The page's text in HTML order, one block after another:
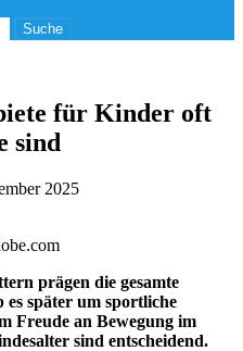
Suche
für Kinder oft
sind
2025
prägen die gesamte
später um sportliche
Freude an Bewegung im
sind entscheidend.